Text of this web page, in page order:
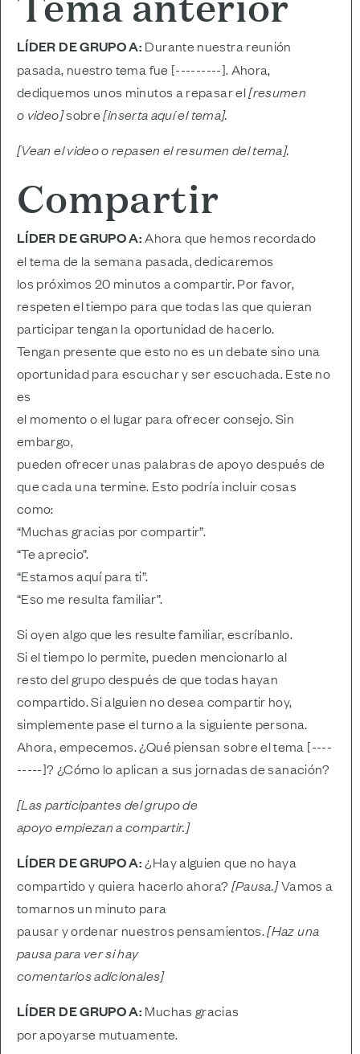
LÍDER DE GRUPO A: Durante nuestra reunión
pasada, nuestro tema fue [---------]. Ahora,
dediquemos unos minutos a repasar el[resumen
o video]sobre[inserta aquí el tema].
[Vean el video o repasen el resumen del tema].
Compartir
LÍDER DE GRUPO A: Ahora que hemos recordado
el tema de la semana pasada, dedicaremos
los próximos 20 minutos a compartir. Por favor,
respeten el tiempo para que todas las que quieran
participar tengan la oportunidad de hacerlo.
Tengan presente que esto no es un debate sino una
oportunidad para escuchar y ser escuchada. Este no
es
el momento o el lugar para ofrecer consejo. Sin
embargo,
pueden ofrecer unas palabras de apoyo después de
que cada una termine. Esto podría incluir cosas
como:
“Muchas gracias por compartir”.
“Te aprecio”.
“Estamos aquí para ti”.
“Eso me resulta familiar”.
Si oyen algo que les resulte familiar, escríbanlo.
Si el tiempo lo permite, pueden mencionarlo al
resto del grupo después de que todas hayan
compartido. Si alguien no desea compartir hoy,
simplemente pase el turno a la siguiente persona.
Ahora, empecemos. ¿Qué piensan sobre el tema [----
-----]? ¿Cómo lo aplican a sus jornadas de sanación?
[Las participantes del grupo de
apoyo empiezan a compartir.]
LÍDER DE GRUPO A:¿Hay alguien que no haya
compartido y quiera hacerlo ahora? [Pausa.]Vamos a
tomarnos un minuto para
pausar y ordenar nuestros pensamientos.[Haz una
pausa para ver si hay
comentarios adicionales]
LÍDER DE GRUPO A: Muchas gracias
por apoyarse mutuamente.